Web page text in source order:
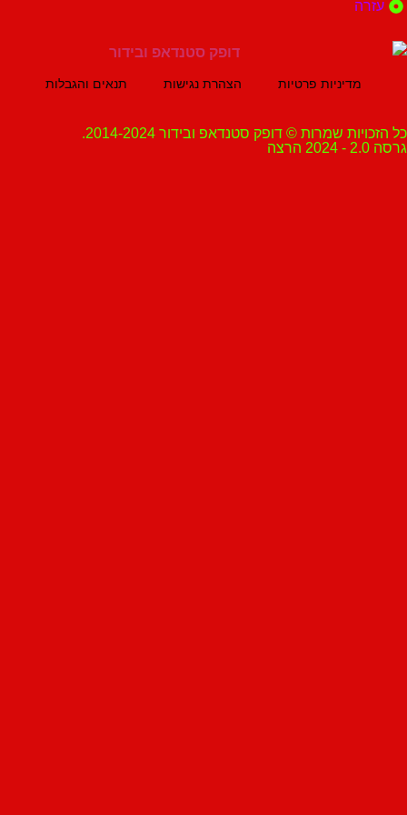
מדיניות פרטיות הצהרת נגישות תנאים והגבלות
שמרות © דופק סטנדאפ ובידור 2014-2024.